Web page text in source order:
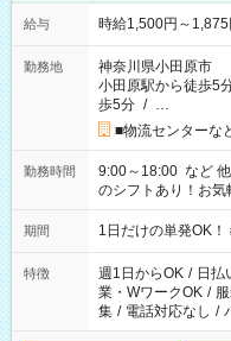
給与 時給1,500円～1,875
勤務地
神奈川県小田原市
小田原駅から徒歩5
歩5分 / …
■物流センター
勤務時間
9:00～18:00 など 他にも ▼10:00～19:00 ▼18:00～21:00 など
のシフトあり！お気
期間 1日だけの単発OK
特徴 週1日からOK / 日払
業・WワークOK /
集 / 電話対応なし /